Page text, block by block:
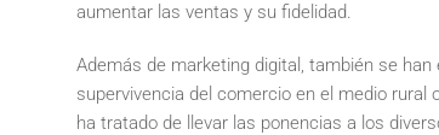
aumentar las ventas y su fidelidad.
Además de marketing digital, también se
supervivencia del comercio en el medio
ha tratado de llevar las ponencias a los